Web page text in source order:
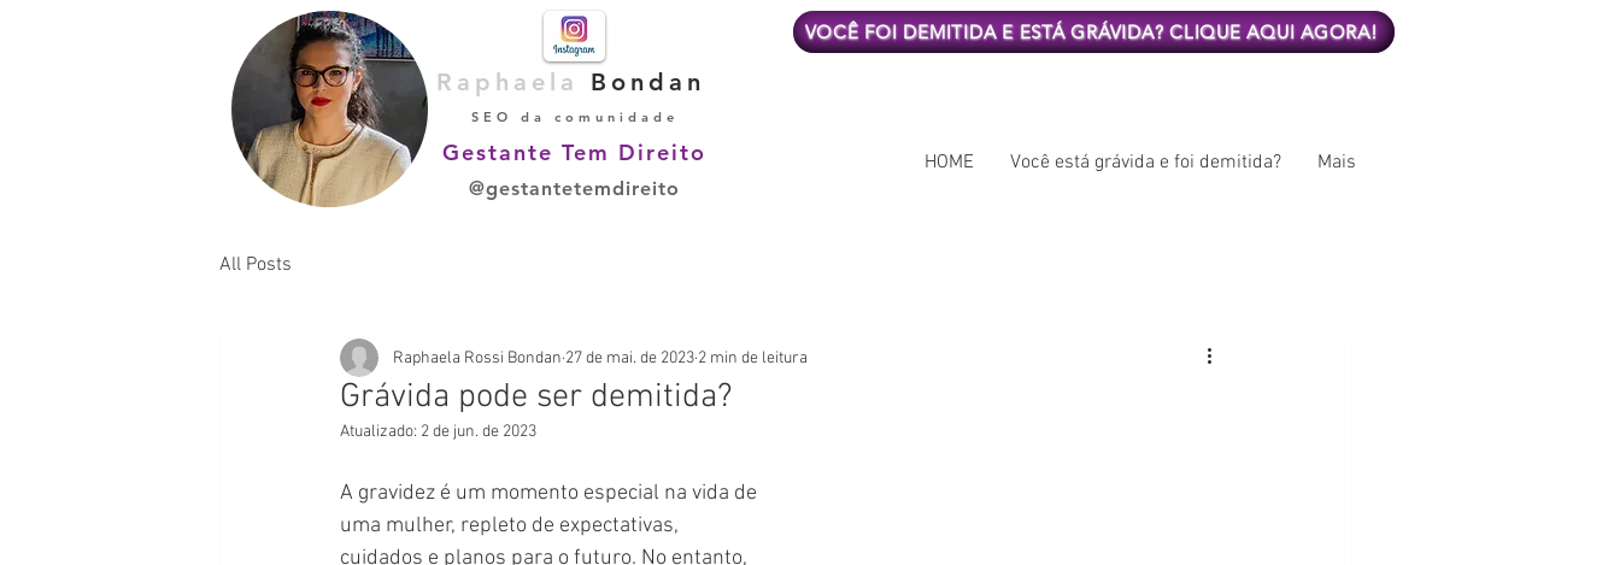
Raphaela Bondan
SEO da comunidade
Gestante Tem Direito
@gestantetemdireito
VOCÊ FOI DEMITIDA E ESTÁ GRÁVIDA? CLIQUE AQUI AGORA!
HOME Você está grávida e foi demitida? Mais
All Posts
Grávida pode ser demitida?
Raphaela Rossi Bondan 27 de mai. de 2023 2 min de leitura
Atualizado: 2 de jun. de 2023
A gravidez é um momento especial na vida de
uma mulher, repleto de expectativas,
cuidados e planos para o futuro. No entanto,